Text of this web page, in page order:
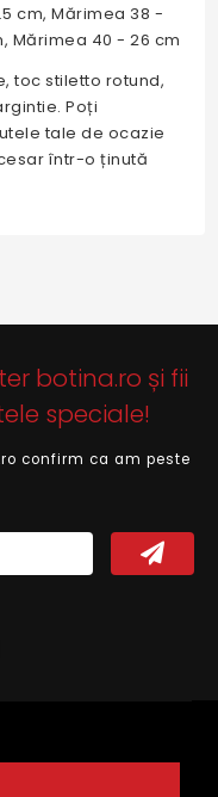
cm, Mărimea 38 -
Mărimea 40 - 26 cm
toc stiletto rotund,
Poți
tale de ocazie
într-o ținută
botina.ro și fii
speciale!
confirm ca am peste